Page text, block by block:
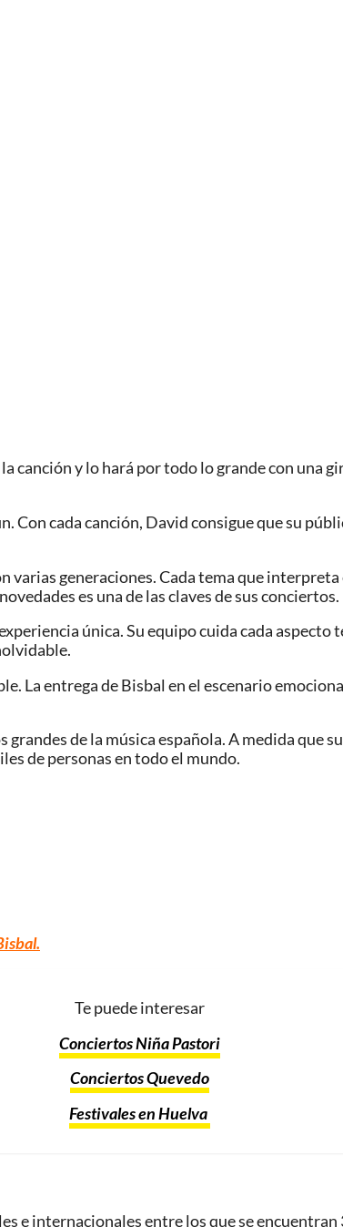
canción y lo hará por todo lo grande con una
cada canción, David consigue que su
generaciones. Cada tema que
es una de las claves de sus conciertos.
única. Su equipo cuida cada
La entrega de Bisbal en el escenario
de la música española. A medida que
de personas en todo el mundo.
.
Te puede interesar
Conciertos Niña Pastori
Conciertos Quevedo
Festivales en Huelva
e internacionales entre los que se